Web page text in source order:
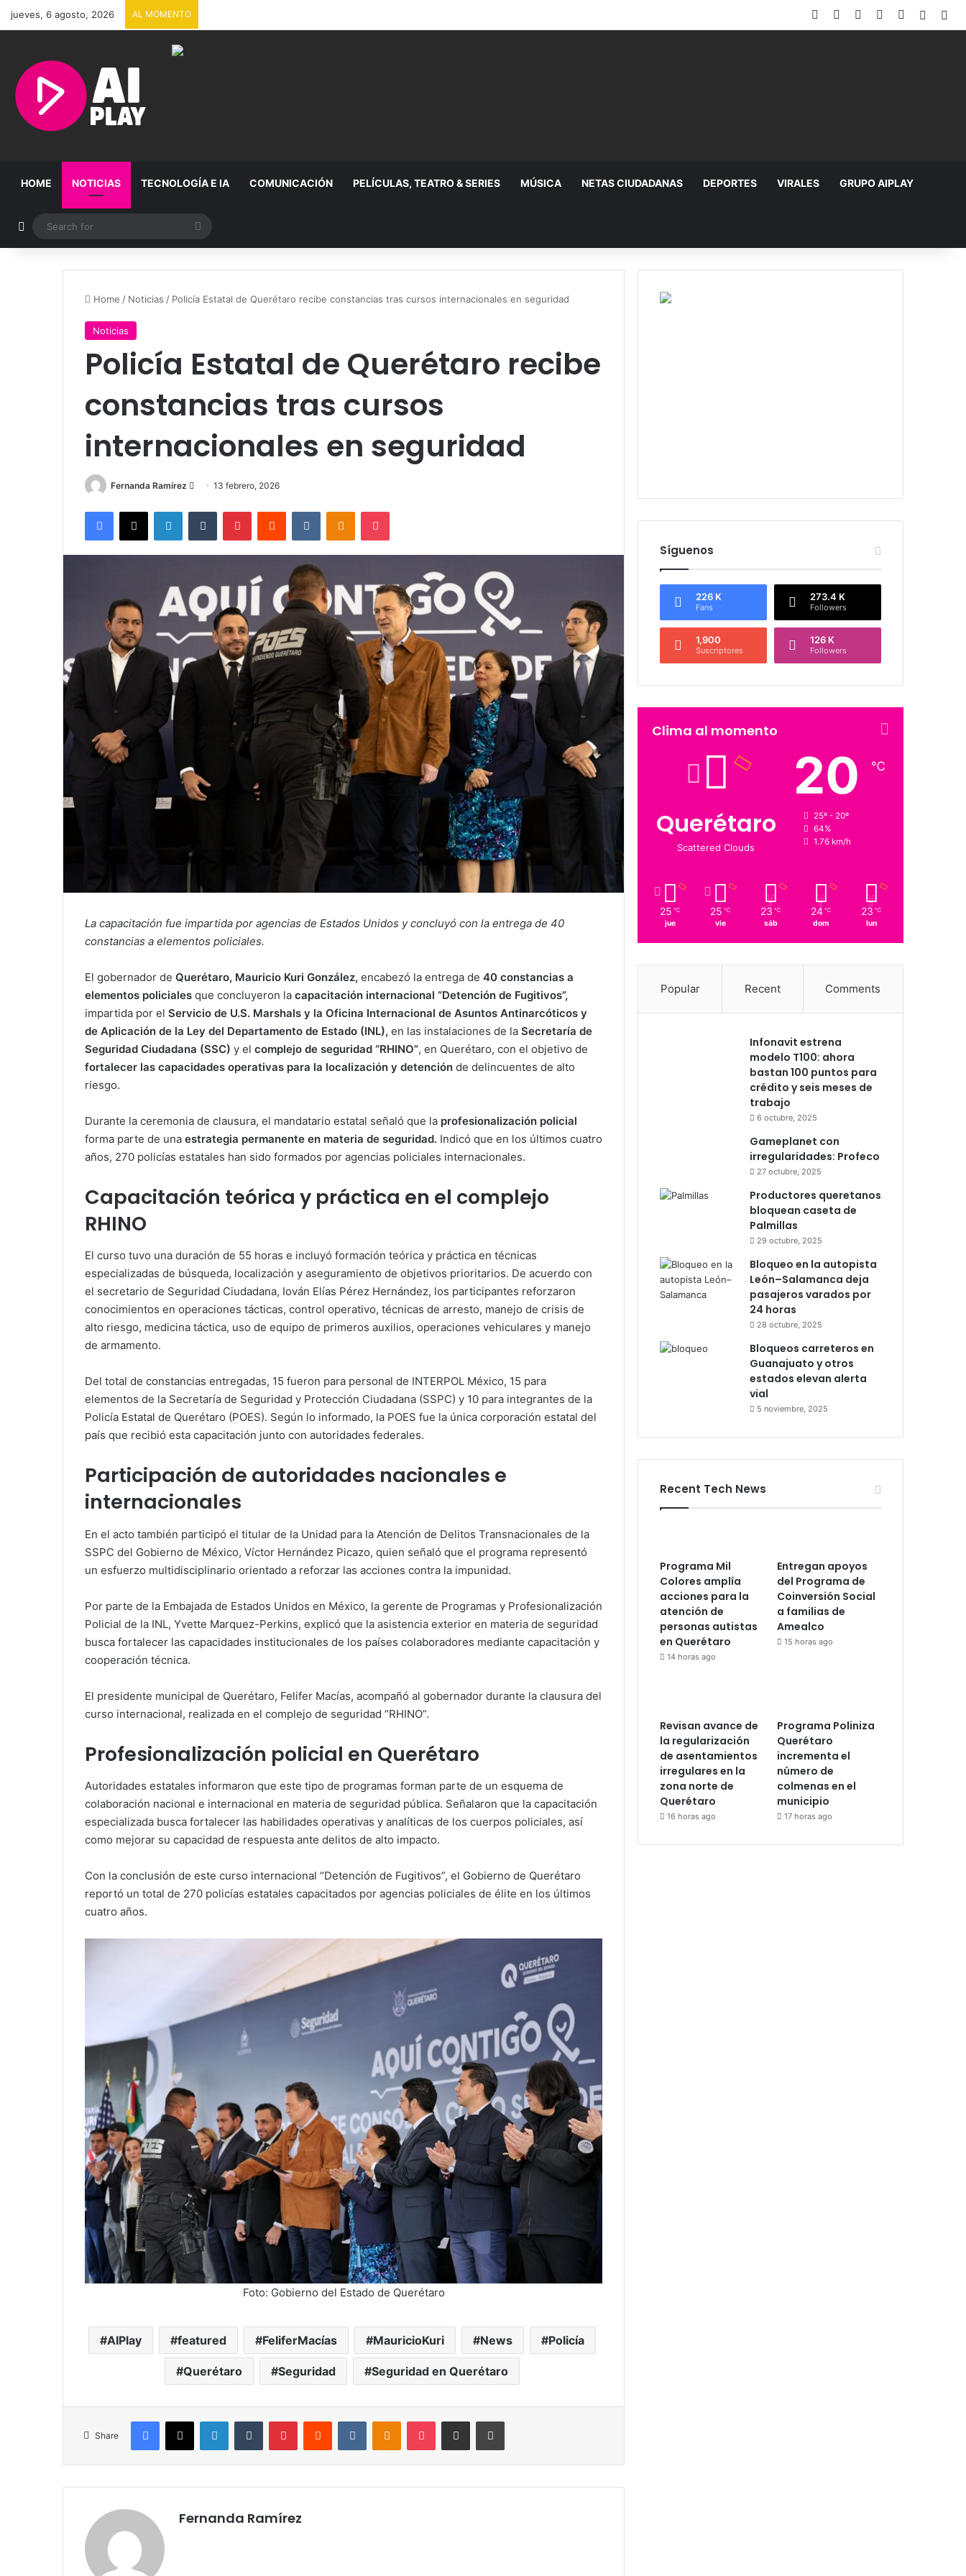
jueves, 6 agosto, 2026 AL MOMENTO Facebook YouTubeInstagram
TikTok
HOME NOTICIAS TECNOLOGÍA E IA COMUNICACIÓN PELÍCULAS, TEATRO & SERIES MÚSICA NETAS CIUDADANAS DEPORTES VIRALES GRUPO AIPLAY
Random Article
Search
for
Home / Noticias / Policía Estatal de Querétaro recibe constancias tras cursos internacionales en seguridad
Noticias
Policía Estatal de Querétaro recibe
constancias tras cursos
internacionales en seguridad
Fernanda Ramírez
Send
email
13 febrero, 2026
Facebook
X LinkedInTumblr PinterestReddit VKontakteOdnoklassniki
Pocket
La capacitación fue impartida por agencias de Estados Unidos y concluyó con la entrega de 40
constancias a elementos policiales.
El gobernador de Querétaro, Mauricio Kuri González, encabezó la entrega de 40 constancias a
elementos policiales que concluyeron la capacitación internacional “Detención de Fugitivos”,
impartida por el Servicio de U.S. Marshals y la Oficina Internacional de Asuntos Antinarcóticos y
de Aplicación de la Ley del Departamento de Estado (INL), en las instalaciones de la Secretaría de
Seguridad Ciudadana (SSC) y el complejo de seguridad “RHINO”, en Querétaro, con el objetivo de
fortalecer las capacidades operativas para la localización y detención de delincuentes de alto
riesgo.
Durante la ceremonia de clausura, el mandatario estatal señaló que la profesionalización policial
forma parte de una estrategia permanente en materia de seguridad. Indicó que en los últimos cuatro
años, 270 policías estatales han sido formados por agencias policiales internacionales.
Capacitación teórica y práctica en el complejo
RHINO
El curso tuvo una duración de 55 horas e incluyó formación teórica y práctica en técnicas
especializadas de búsqueda, localización y aseguramiento de objetivos prioritarios. De acuerdo con
el secretario de Seguridad Ciudadana, Iován Elías Pérez Hernández, los participantes reforzaron
conocimientos en operaciones tácticas, control operativo, técnicas de arresto, manejo de crisis de
alto riesgo, medicina táctica, uso de equipo de primeros auxilios, operaciones vehiculares y manejo
de armamento.
Del total de constancias entregadas, 15 fueron para personal de INTERPOL México, 15 para
elementos de la Secretaría de Seguridad y Protección Ciudadana (SSPC) y 10 para integrantes de la
Policía Estatal de Querétaro (POES). Según lo informado, la POES fue la única corporación estatal del
país que recibió esta capacitación junto con autoridades federales.
Participación de autoridades nacionales e
internacionales
En el acto también participó el titular de la Unidad para la Atención de Delitos Transnacionales de la
SSPC del Gobierno de México, Víctor Hernández Picazo, quien señaló que el programa representó
un esfuerzo multidisciplinario orientado a reforzar las acciones contra la impunidad.
Por parte de la Embajada de Estados Unidos en México, la gerente de Programas y Profesionalización
Policial de la INL, Yvette Marquez-Perkins, explicó que la asistencia exterior en materia de seguridad
busca fortalecer las capacidades institucionales de los países colaboradores mediante capacitación y
cooperación técnica.
El presidente municipal de Querétaro, Felifer Macías, acompañó al gobernador durante la clausura del
curso internacional, realizada en el complejo de seguridad “RHINO”.
Profesionalización policial en Querétaro
Autoridades estatales informaron que este tipo de programas forman parte de un esquema de
colaboración nacional e internacional en materia de seguridad pública. Señalaron que la capacitación
especializada busca fortalecer las habilidades operativas y analíticas de los cuerpos policiales, así
como mejorar su capacidad de respuesta ante delitos de alto impacto.
Con la conclusión de este curso internacional “Detención de Fugitivos”, el Gobierno de Querétaro
reportó un total de 270 policías estatales capacitados por agencias policiales de élite en los últimos
cuatro años.
Foto: Gobierno del Estado de Querétaro
AIPlay featured FeliferMacías MauricioKuri News Policía
Querétaro Seguridad Seguridad en Querétaro
Share
Facebook
X LinkedInTumblr PinterestReddit VKontakteOdnoklassniki
Pocket Share via Email Print
Fernanda Ramírez
Síguenos
226 K
Fans
273.4 K
Followers
1,900
Suscriptores
126 K
Followers
Clima al momento
Querétaro
Scattered Clouds
20 ℃
25º - 20º
64%
1.76 km/h
25 ℃
jue
25 ℃
vie
23 ℃
sáb
24 ℃
dom
23 ℃
lun
Popular Recent Comments
Infonavit estrena
modelo T100: ahora
bastan 100 puntos para
crédito y seis meses de
trabajo
6 octubre, 2025
Gameplanet con
irregularidades: Profeco
27 octubre, 2025
Productores queretanos
bloquean caseta de
Palmillas
29 octubre, 2025
Bloqueo en la autopista
León–Salamanca deja
pasajeros varados por
24 horas
28 octubre, 2025
Bloqueos carreteros en
Guanajuato y otros
estados elevan alerta
vial
5 noviembre, 2025
Recent Tech News
Programa Mil
Colores amplía
acciones para la
atención de
personas autistas
en Querétaro
14 horas ago
Entregan apoyos
del Programa de
Coinversión Social
a familias de
Amealco
15 horas ago
Revisan avance de
la regularización
de asentamientos
irregulares en la
zona norte de
Querétaro
16 horas ago
Programa Poliniza
Querétaro
incrementa el
número de
colmenas en el
municipio
17 horas ago